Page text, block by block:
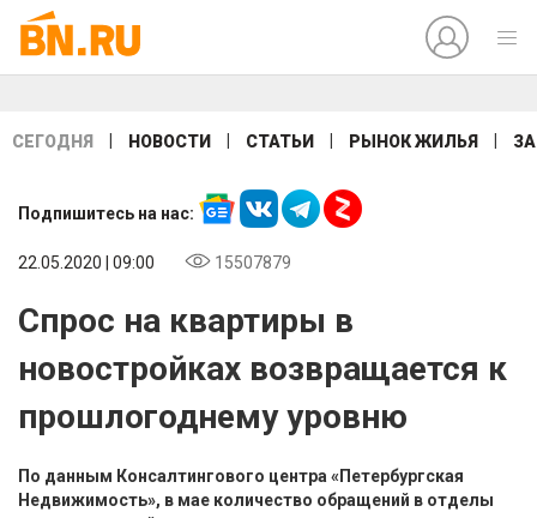
СЕГОДНЯ НОВОСТИ СТАТЬИ РЫНОК ЖИЛЬЯ
Подпишитесь на нас:
22.05.2020 | 09:00 15507879
Спрос на квартиры в
новостройках возвращается к
прошлогоднему уровню
По данным Консалтингового центра «Петербургская
Недвижимость», в мае количество обращений в отделы